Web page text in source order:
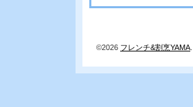
©2026 フレンチ&割烹YAMA